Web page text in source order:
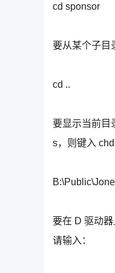
cd sponsor
要从某个子目
cd ..
要显示当前目
s，则键入
要在 D 驱动
请输入：